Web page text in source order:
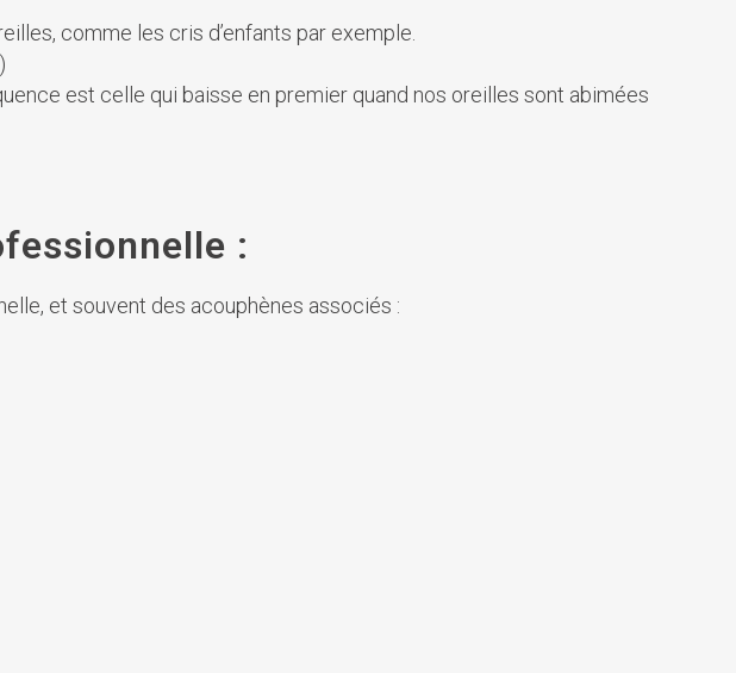
comme les cris d’enfants par exemple.
est celle qui baisse en premier quand nos oreilles sont abimées
:
et souvent des acouphènes associés :